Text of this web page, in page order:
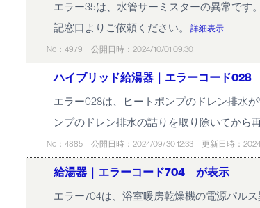
エラー35は、水管サーミスターの異常です
記窓口よりご依頼ください。
詳細表示
No：4979 公開日時：2024/10/01 09:30
ハイブリッド給湯器｜エラーコード
エラー028は、ヒートポンプのドレン排水
ンプのドレン排水の詰りを取り除いてから
No：4885 公開日時：2024/09/30 12:33 更新日時：
給湯器｜エラーコード704 が表示
エラー704は、浴室暖房乾燥機の電源パル